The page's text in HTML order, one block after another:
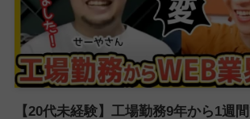
【20代未経験】工場勤務9年から1週